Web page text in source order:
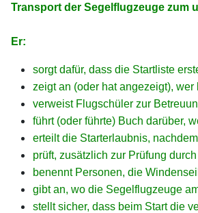
Transport der Segelflugzeuge zum
Er:
sorgt dafür, dass die Startliste
zeigt an (oder hat angezeigt),
verweist Flugschüler zur
führt (oder führte) Buch darüber,
erteilt die Starterlaubnis,
prüft, zusätzlich zur Prüfung
benennt Personen, die
gibt an, wo die Segelflugzeuge
stellt sicher, dass beim Start die